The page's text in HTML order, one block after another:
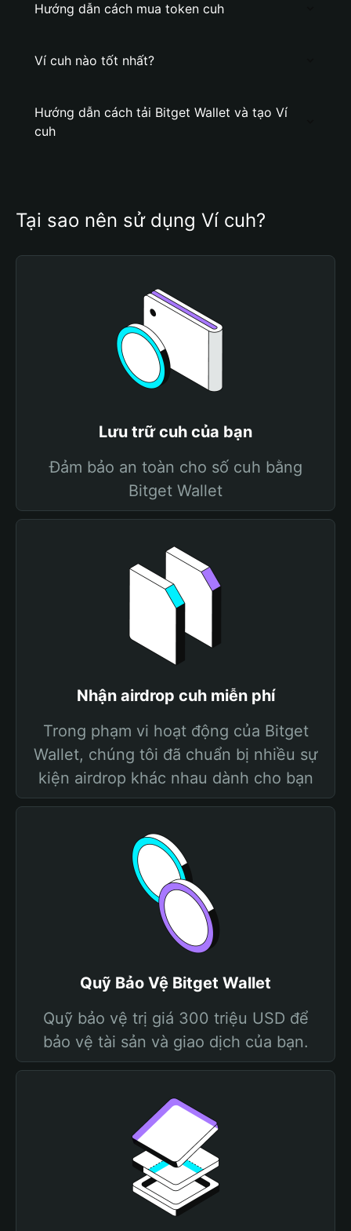
Hướng dẫn cách mua token cuh
Ví cuh nào tốt nhất?
Hướng dẫn cách tải Bitget Wallet và tạo Ví
cuh
Tại sao nên sử dụng Ví cuh?
Lưu trữ cuh của bạn
Đảm bảo an toàn cho số cuh bằng
Bitget Wallet
Nhận airdrop cuh miễn phí
Trong phạm vi hoạt động của Bitget
Wallet, chúng tôi đã chuẩn bị nhiều sự
kiện airdrop khác nhau dành cho bạn
Quỹ Bảo Vệ Bitget Wallet
Quỹ bảo vệ trị giá 300 triệu USD để
bảo vệ tài sản và giao dịch của bạn.